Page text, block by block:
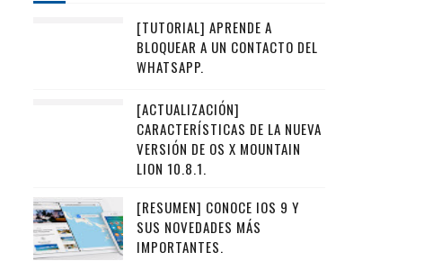
[TUTORIAL] APRENDE A
BLOQUEAR A UN CONTACTO DEL
WHATSAPP.
[ACTUALIZACIÓN]
CARACTERÍSTICAS DE LA NUEVA
VERSIÓN DE OS X MOUNTAIN
LION 10.8.1.
[RESUMEN] CONOCE IOS 9 Y
SUS NOVEDADES MÁS
IMPORTANTES.